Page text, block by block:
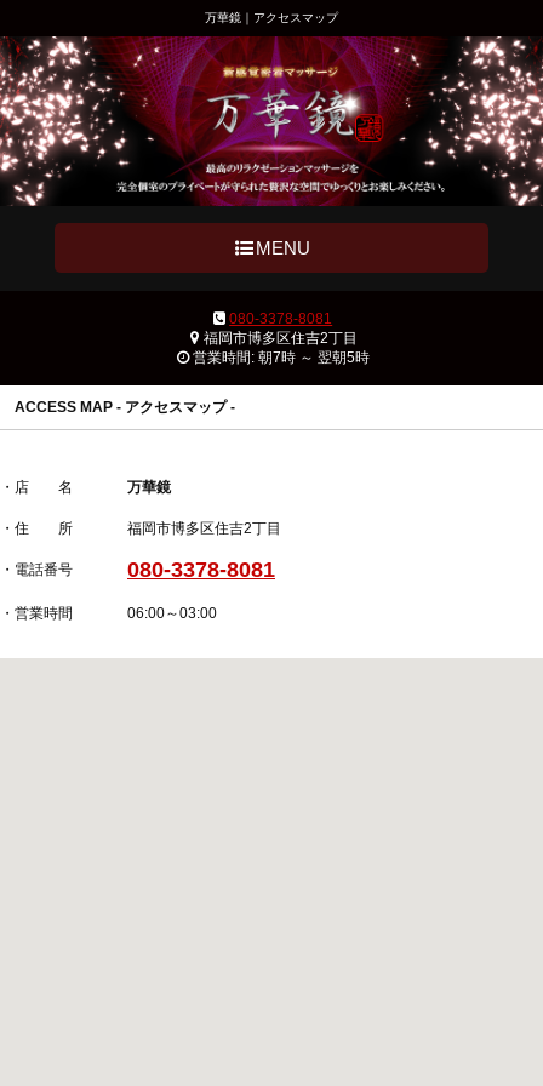
万華鏡｜アクセスマップ
MENU
080-3378-8081
福岡市博多区住吉2丁目
営業時間: 朝7時 ～ 翌朝5時
ACCESS MAP - アクセスマップ -
・店 名 万華鏡
・住 所 福岡市博多区住吉2丁目
・電話番号 080-3378-8081
・営業時間 06:00～03:00